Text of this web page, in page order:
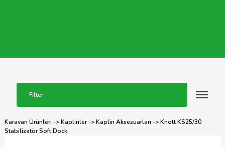
Filter
Karavan Ürünleri ->Kaplinler->Kaplin Aksesuarları -> Knott KS25/30
Stabilizatör Soft Dock